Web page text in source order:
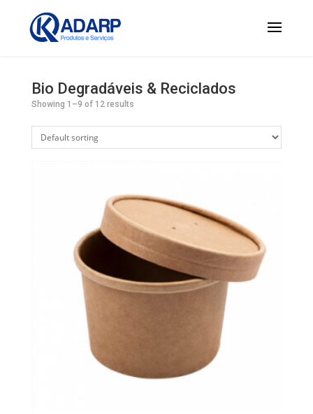
Bio Degradáveis & Reciclados
Showing 1–9 of 12 results